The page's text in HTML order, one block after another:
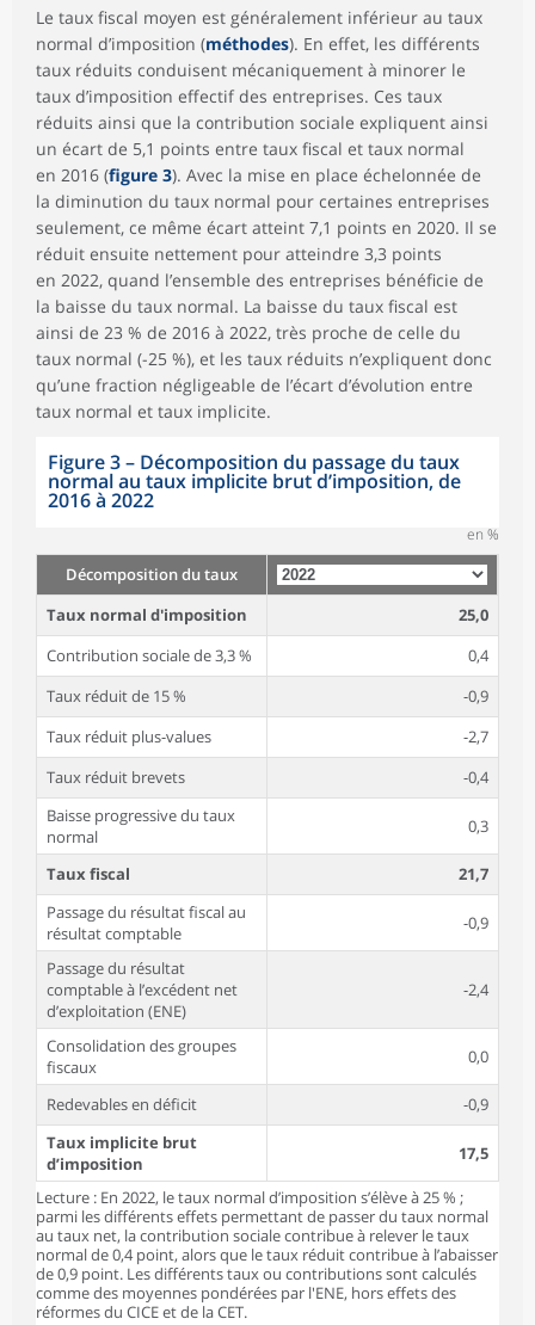
Le taux fiscal moyen est généralement inférieur au taux
normal d’imposition (méthodes). En effet, les différents
taux réduits conduisent mécaniquement à minorer le
taux d’imposition effectif des entreprises. Ces taux
réduits ainsi que la contribution sociale expliquent ainsi
un écart de 5,1 points entre taux fiscal et taux normal
en 2016 (figure 3). Avec la mise en place échelonnée de
la diminution du taux normal pour certaines entreprises
seulement, ce même écart atteint 7,1 points en 2020. Il se
réduit ensuite nettement pour atteindre 3,3 points
en 2022, quand l’ensemble des entreprises bénéficie de
la baisse du taux normal. La baisse du taux fiscal est
ainsi de 23 % de 2016 à 2022, très proche de celle du
taux normal (-25 %), et les taux réduits n’expliquent donc
qu’une fraction négligeable de l’écart d’évolution entre
taux normal et taux implicite.
Figure 3 – Décomposition du passage du taux
normal au taux implicite brut d’imposition, de
2016 à 2022
en %
Décomposition du taux
Taux normal d'imposition
25,0
Contribution sociale de 3,3 %
0,4
Taux réduit de 15 %
-0,9
Taux réduit plus-values
-2,7
Taux réduit brevets
-0,4
Baisse progressive du taux
normal
0,3
Taux fiscal
21,7
Passage du résultat fiscal au
résultat comptable
-0,9
Passage du résultat
comptable à l’excédent net
d’exploitation (ENE)
-2,4
Consolidation des groupes
fiscaux
0,0
Redevables en déficit
-0,9
Taux implicite brut
d’imposition
17,5
Lecture : En 2022, le taux normal d’imposition s’élève à 25 % ;
parmi les différents effets permettant de passer du taux normal
au taux net, la contribution sociale contribue à relever le taux
normal de 0,4 point, alors que le taux réduit contribue à l’abaisser
de 0,9 point. Les différents taux ou contributions sont calculés
comme des moyennes pondérées par l'ENE, hors effets des
réformes du CICE et de la CET.